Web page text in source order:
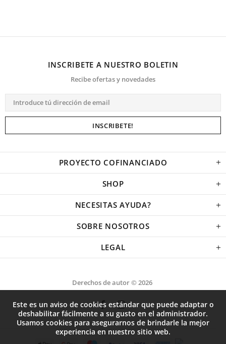
INSCRIBETE A NUESTRO BOLETIN
Recibe ofertas y novedades
PROYECTO COFINANCIADO
SHOP
NECESITAS AYUDA?
SOBRE NOSOTROS
LEGAL
Derechos de autor © 2026
Este es un aviso de cookies estándar que puede adaptar o
deshabilitar fácilmente a su gusto en el administrador.
Usamos cookies para asegurarnos de brindarle la mejor
experiencia en nuestro sitio web.